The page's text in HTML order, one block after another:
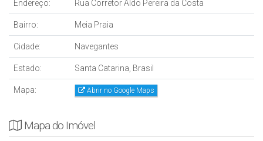
Endereço: Rua Corretor Aldo Pereira da Costa
Bairro: Meia Praia
Cidade: Navegantes
Estado: Santa Catarina, Brasil
Mapa: Abrir no Google Maps
Mapa do Imóvel